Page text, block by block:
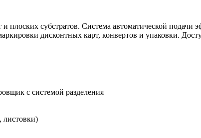
плоских субстратов. Система автоматической подачи
дисконтных карт, конвертов и упаковки.
с системой разделения
листовки)